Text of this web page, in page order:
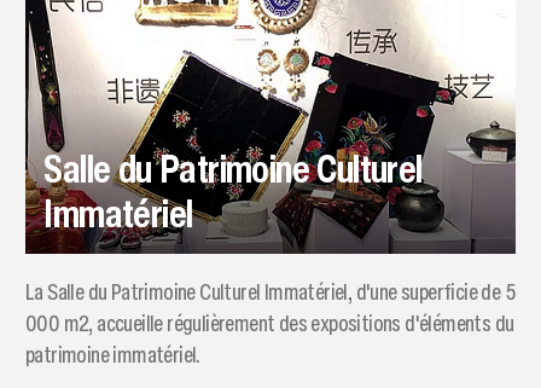
Salle du Patrimoine Culturel
Immatériel
La Salle du Patrimoine Culturel Immatériel, d'une superficie de 5
000 m2, accueille régulièrement des expositions d'éléments du
patrimoine immatériel.